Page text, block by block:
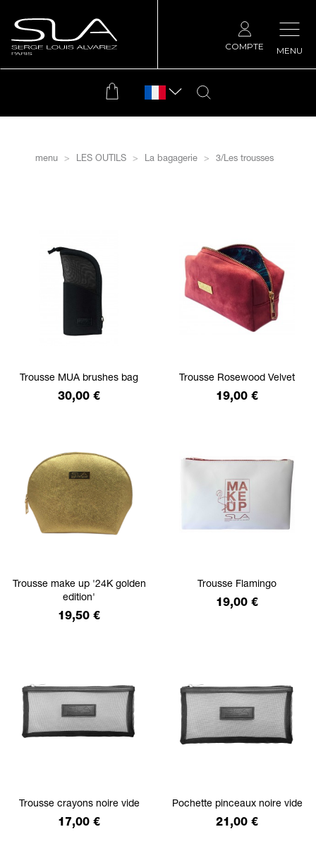
MENU
COMPTE
menu LES OUTILS La bagagerie 3/Les trousses
Trousse MUA brushes bag
Prix
30,00 €
Trousse Rosewood Velvet
Prix
19,00 €
Trousse make up '24K golden
edition'
Prix
19,50 €
Trousse Flamingo
Prix
19,00 €
Trousse crayons noire vide
Prix
17,00 €
Pochette pinceaux noire vide
Prix
21,00 €